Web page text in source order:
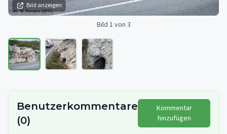
Bild anzeigen
Bild 1 von 3
Benutzerkommentare
(0)
Kommentar
hinzufügen